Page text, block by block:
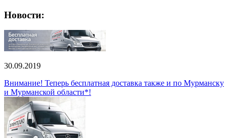
Новости:
30.09.2019
Внимание! Теперь бесплатная доставка также и по Мурманску
и Мурманской области*!